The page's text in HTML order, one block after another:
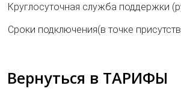
Круглосуточная служба поддержки
Сроки подключения(в точке
Вернуться в ТАРИФЫ